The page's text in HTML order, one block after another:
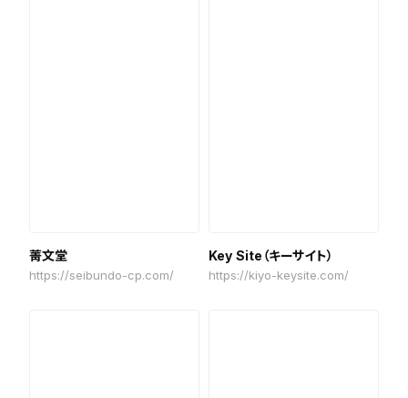
菁文堂
https://seibundo-cp.com/
Key Site（キーサイト）
https://kiyo-keysite.com/